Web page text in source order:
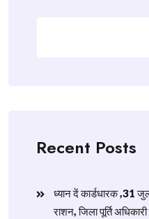
Recent Posts
ध्यान दें कार्डधारक ,31
राशन, जिला पूर्ति